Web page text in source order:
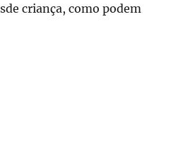
criança, como podem